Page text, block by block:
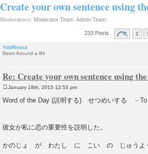
Create your own sentence using
Moderators: Moderator Team Admin Team
233 Posts 1
YobRivera
Been Around a Bit
Re: Create your own sentence using
o
s
January 18th, 2015 12:53 pm
Word of the Day (説明する) せつめいする －To
彼女が私に恋の重要性を説明した。
かのじょ が わたし に こい の じゅうよ